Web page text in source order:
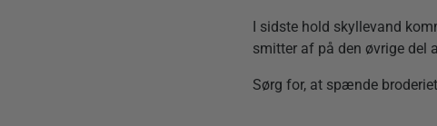
I sidste hold skyllevand
smitter af på den øvrige del
Sørg for, at spænde